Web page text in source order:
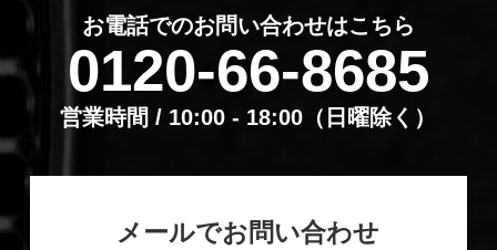
お電話でのお問い合わせはこちら
0120-66-8685
営業時間 / 10:00 - 18:00（⽇曜除く）
メールでお問い合わせ